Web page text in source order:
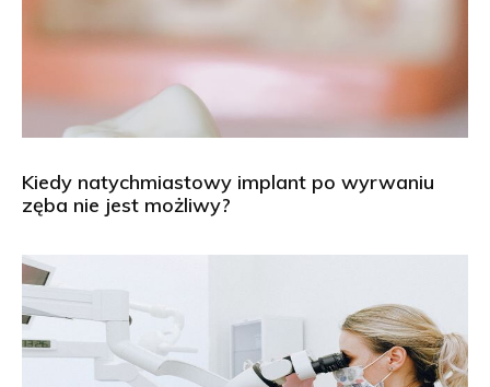
Kiedy natychmiastowy implant po wyrwaniu
zęba nie jest możliwy?